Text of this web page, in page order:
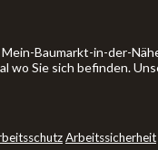
Baumarkt-in-der-
wo Sie sich befinden.
Arbeitssicherheit